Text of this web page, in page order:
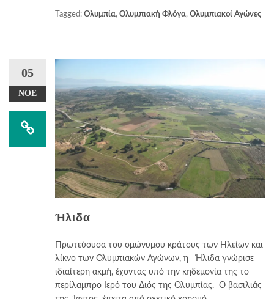
Tagged: Ολυμπία, Ολυμπιακή Φλόγα, Ολυμπιακοί Αγώνες
05
ΝΟΈ
Ήλιδα
Πρωτεύουσα του ομώνυμου κράτους των Ηλείων και
λίκνο των Ολυμπιακών Αγώνων, η Ήλιδα γνώρισε
ιδιαίτερη ακμή, έχοντας υπό την κηδεμονία της το
περίλαμπρο Ιερό του Διός της Ολυμπίας. Ο βασιλιάς